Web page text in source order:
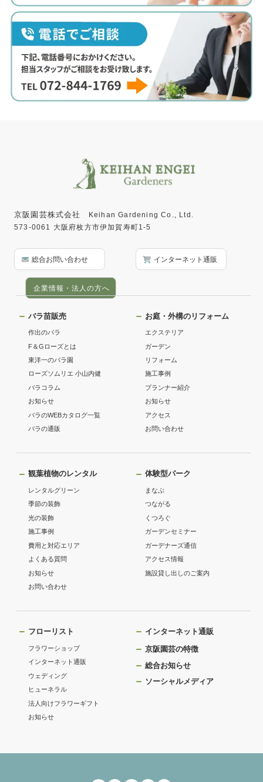
京阪園芸株式会社
Keihan Gardening Co., Ltd.
573-0061 大阪府枚方市伊加賀寿町1-5
総合お問い合わせ インターネット通販
企業情報・法人の方へ
バラ苗販売
作出のバラ
F＆Gローズとは
東洋一のバラ園
ローズソムリエ 小山内健
バラコラム
お知らせ
バラのWEBカタログ一覧
バラの通販
お庭・外構のリフォーム
エクステリア
ガーデン
リフォーム
施工事例
プランナー紹介
お知らせ
アクセス
お問い合わせ
観葉植物のレンタル
レンタルグリーン
季節の装飾
光の装飾
施工事例
費用と対応エリア
よくある質問
お知らせ
お問い合わせ
体験型パーク
まなぶ
つながる
くつろぐ
ガーデンセミナー
ガーデナーズ通信
アクセス情報
施設貸し出しのご案内
フローリスト
フラワーショップ
インターネット通販
ウェディング
ヒューネラル
法人向けフラワーギフト
お知らせ
インターネット通販
京阪園芸の特徴
総合お知らせ
ソーシャルメディア